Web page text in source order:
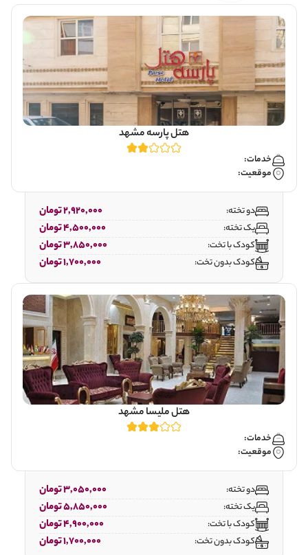
هتل پارسه مشهد
خدمات:
موقعیت:
دو تخته: 2,920,000 تومان
یک تخته: 4,500,000 تومان
کودک با تخت: 3,850,000 تومان
کودک بدون تخت: 1,700,000 تومان
هتل ملیسا مشهد
خدمات:
موقعیت:
دو تخته: 3,050,000 تومان
یک تخته: 5,850,000 تومان
کودک با تخت: 4,900,000 تومان
کودک بدون تخت: 1,700,000 تومان